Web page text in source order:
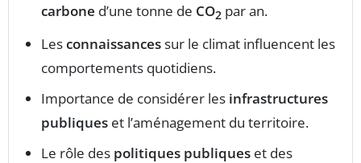
carbone d’une tonne de CO2 par an.
Lesconnaissancessur le climat influencent les
comportements quotidiens.
Importance de considérer les infrastructures
publiques et l’aménagement du territoire.
Le rôle des politiques publiques et des